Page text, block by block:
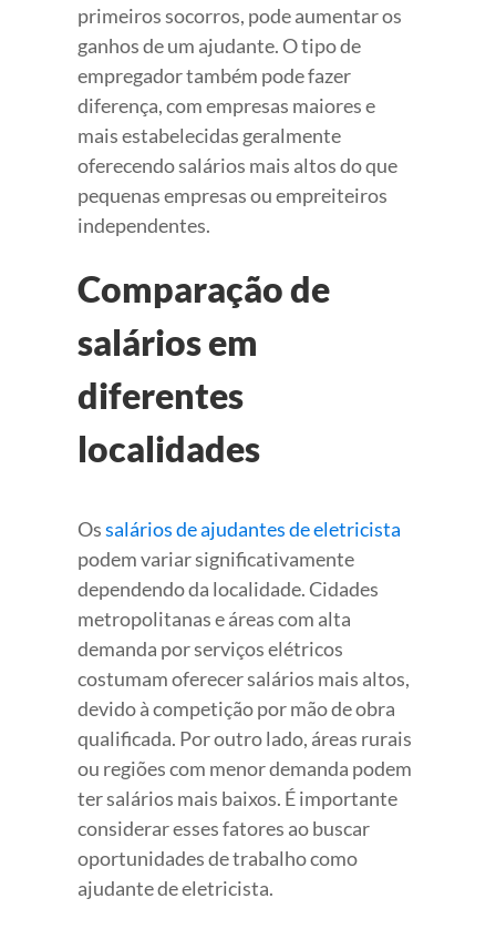
primeiros socorros, pode aumentar os
ganhos de um ajudante. O tipo de
empregador também pode fazer
diferença, com empresas maiores e
mais estabelecidas geralmente
oferecendo salários mais altos do que
pequenas empresas ou empreiteiros
independentes.
Comparação de
salários em
diferentes
localidades
Ossalários de ajudantes de eletricista
podem variar significativamente
dependendo da localidade. Cidades
metropolitanas e áreas com alta
demanda por serviços elétricos
costumam oferecer salários mais altos,
devido à competição por mão de obra
qualificada. Por outro lado, áreas rurais
ou regiões com menor demanda podem
ter salários mais baixos. É importante
considerar esses fatores ao buscar
oportunidades de trabalho como
ajudante de eletricista.